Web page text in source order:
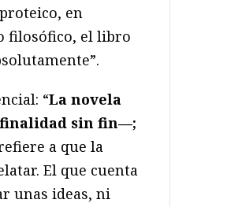
en
filosófico, el libro
“La novela
sin fin—;
a que la
El que cuenta
unas ideas, ni